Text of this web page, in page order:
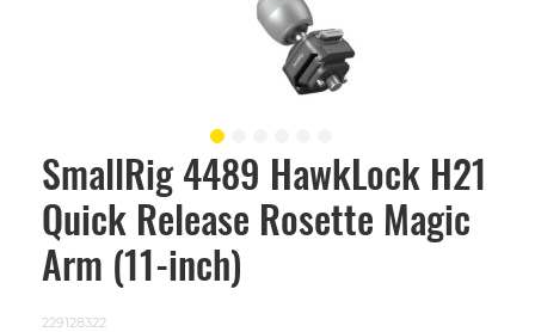
SmallRig 4489 HawkLock H21
Quick Release Rosette Magic
Arm (11-inch)
229128322
Skip
images